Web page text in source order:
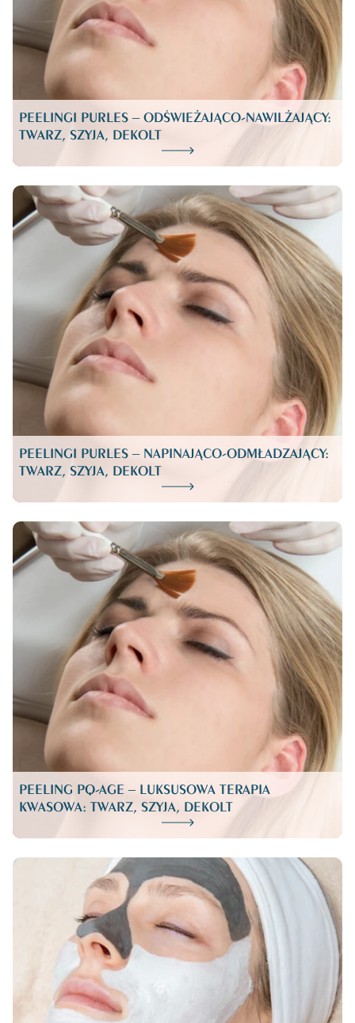
PEELINGI PURLES – ODŚWIEŻAJĄCO-NAWILŻAJĄCY:
TWARZ, SZYJA, DEKOLT
PEELINGI PURLES – NAPINAJĄCO-ODMŁADZAJĄCY:
TWARZ, SZYJA, DEKOLT
PEELING PQ-AGE – LUKSUSOWA TERAPIA
KWASOWA: TWARZ, SZYJA, DEKOLT